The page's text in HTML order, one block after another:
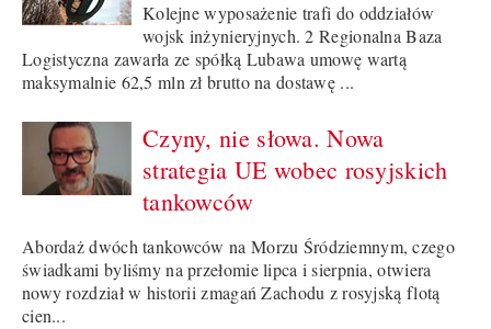
Kolejne wyposażenie trafi do oddziałów
wojsk inżynieryjnych. 2 Regionalna Baza
Logistyczna zawarła ze spółką Lubawa umowę wartą
maksymalnie 62,5 mln zł brutto na dostawę ...
Czyny, nie słowa. Nowa
strategia UE wobec rosyjskich
tankowców
Abordaż dwóch tankowców na Morzu Śródziemnym, czego
świadkami byliśmy na przełomie lipca i sierpnia, otwiera
nowy rozdział w historii zmagań Zachodu z rosyjską flotą
cien...